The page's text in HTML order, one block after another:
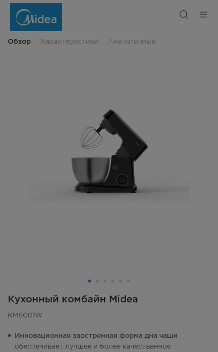
Обзор Характеристики Аналогичные
Кухонный комбайн Midea
KM6001W
Инновационная заостренная форма дна чаши
обеспечивает лучшее и более качественное